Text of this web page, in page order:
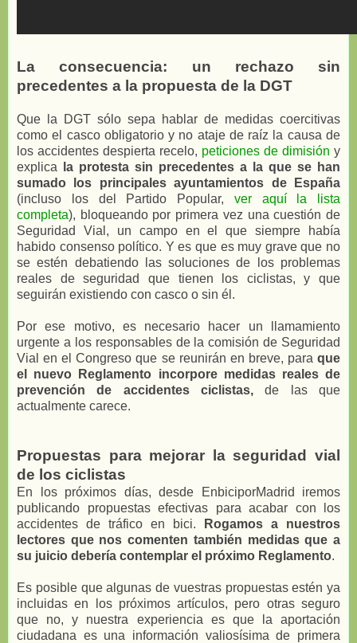
La consecuencia: un rechazo sin
precedentes a la propuesta de la DGT
Que la DGT sólo sepa hablar de medidas coercitivas
como el casco obligatorio y no ataje de raíz la causa de
los accidentes despierta recelo, peticiones de dimisión y
explica
la protesta sin precedentes a la que se han
sumado los principales ayuntamientos de España
(incluso los del Partido Popular, ver aquí la lista
completa), bloqueando por primera vez una cuestión de
Seguridad Vial, un campo en el que siempre había
habido consenso político. Y es que es muy grave que no
se estén debatiendo las soluciones de los problemas
reales de seguridad que tienen los ciclistas, y que
seguirán existiendo con casco o sin él.
Por ese motivo, es necesario hacer un llamamiento
urgente a los responsables de la comisión de Seguridad
Vial en el Congreso que se reunirán en breve, para que
el nuevo Reglamento incorpore medidas reales de
prevención de accidentes ciclistas,de las que
actualmente carece.
Propuestas para mejorar la seguridad vial
de los ciclistas
En los próximos días, desde EnbiciporMadrid iremos
publicando propuestas efectivas para acabar con los
accidentes de tráfico en bici.
Rogamos a nuestros
lectores que nos comenten también medidas que a
su juicio debería contemplar el próximo Reglamento.
Es posible que algunas de vuestras propuestas estén ya
incluidas en los próximos artículos, pero otras seguro
que no, y nuestra experiencia es que la aportación
ciudadana es una información valiosísima de primera